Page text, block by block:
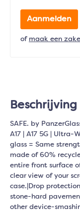
Aanmelden
of maak een
Beschrijving
SAFE. by
A17 | A17 5G | Ultra-
glass = Same
made of 60%
entire front surface
clear view of your
case.|Drop
stone-hard
other device-